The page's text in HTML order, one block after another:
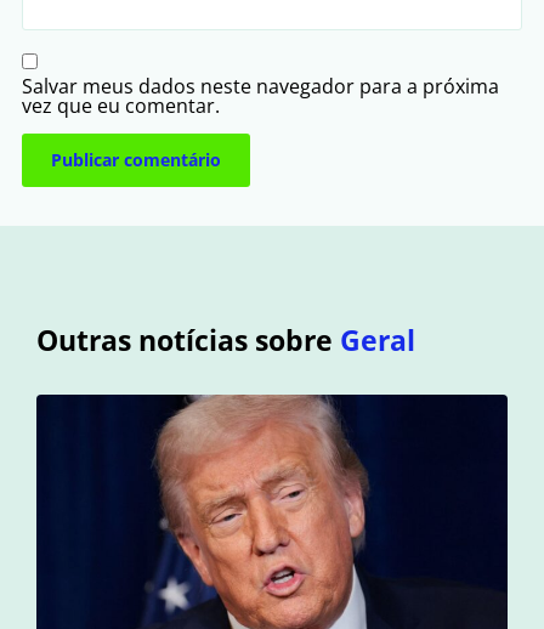
Salvar meus dados neste navegador para a próxima
vez que eu comentar.
Outras notícias sobre Geral